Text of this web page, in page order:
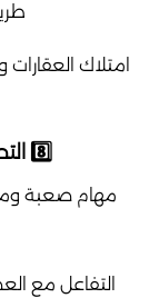
امتلاك
8️⃣ التحديات والمرح طويل الأمد ⚔️
مهام صعبة
التفاعل مع